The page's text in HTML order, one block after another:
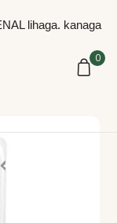
0
lihaga. kanaga